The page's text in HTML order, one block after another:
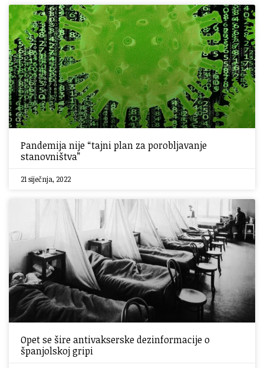
Pandemija nije “tajni plan za porobljavanje
stanovništva”
21 siječnja, 2022
Opet se šire antivakserske dezinformacije o
španjolskoj gripi